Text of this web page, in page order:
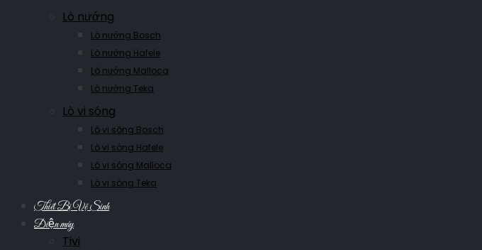
Lò nướng
Lò nướng Bosch
Lò nướng Hafele
Lò nướng Malloca
Lò nướng Teka
Lò vi sóng
Lò vi sóng Bosch
Lò vi sóng Hafele
Lò vi sóng Malloca
Lò vi sóng Teka
Thiết Bị Vệ Sinh
Điện máy
Tivi